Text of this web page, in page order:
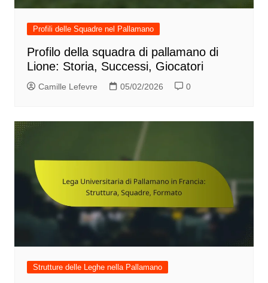
Profili delle Squadre nel Pallamano
Profilo della squadra di pallamano di
Lione: Storia, Successi, Giocatori
Camille Lefevre 05/02/2026 0
Strutture delle Leghe nella Pallamano